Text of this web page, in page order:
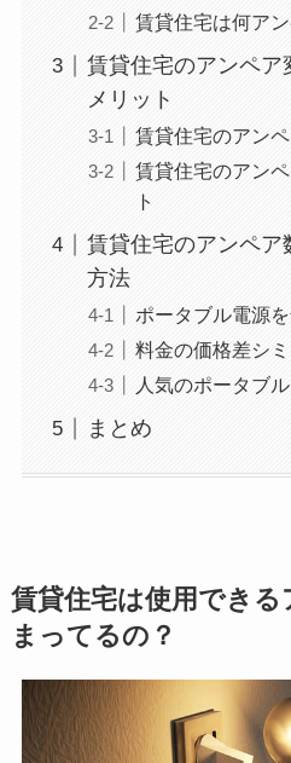
賃貸住宅は何ア
賃貸住宅のアンペア
メリット
賃貸住宅のアン
賃貸住宅のアン
ト
賃貸住宅のアンペア
方法
ポータブル電源
料金の価格差シ
人気のポータブ
まとめ
賃貸住宅は使用でき
まってるの？